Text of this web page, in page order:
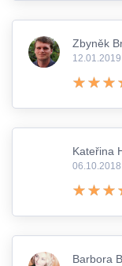
Zbyněk
Kateřina
Barbora